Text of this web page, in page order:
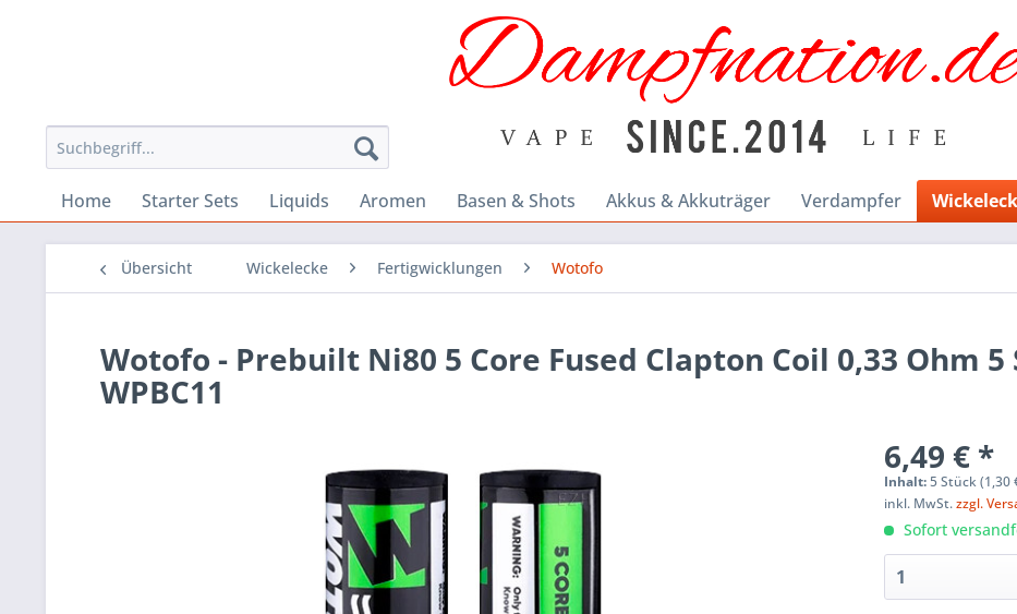
Home Starter Sets Liquids Aromen Basen & Shots Akkus & Akkuträger Verdampfer
Übersicht Wickelecke Fertigwicklungen Wotofo
Wotofo - Prebuilt Ni80 5 Core Fused Clapton Coil 0,33 Ohm 5
WPBC11
6,49 € *
Inhalt:5 Stück (1,30
inkl. MwSt.zzgl.
Sofort